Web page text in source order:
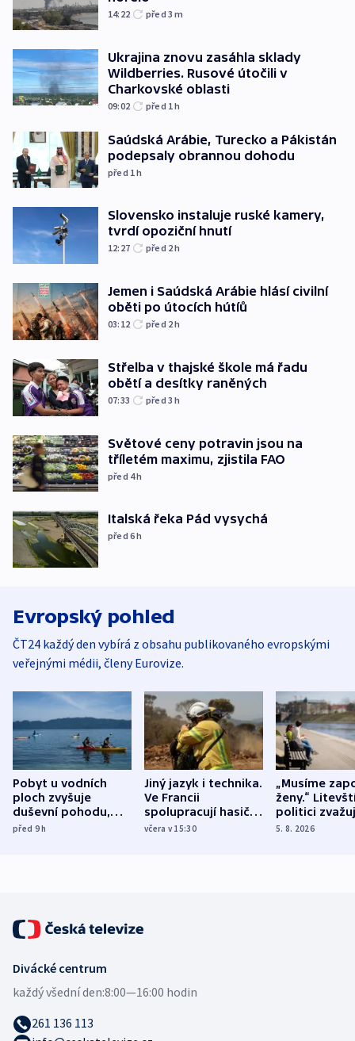
14:22 před 3m
Ukrajina znovu zasáhla sklady
Wildberries. Rusové útočili v
Charkovské oblasti
09:02 před 1h
Saúdská Arábie, Turecko a Pákistán
podepsaly obrannou dohodu
před 1h
Slovensko instaluje ruské kamery,
tvrdí opoziční hnutí
12:27 před 2h
Jemen i Saúdská Arábie hlásí civilní
oběti po útocích hútíů
03:12 před 2h
Střelba v thajské škole má řadu
obětí a desítky raněných
07:33 před 3h
Světové ceny potravin jsou na
tříletém maximu, zjistila FAO
před 4h
Italská řeka Pád vysychá
před 6h
Evropský pohled
ČT24 každý den vybírá z obsahu publikovaného evropskými
veřejnými médii, členy Eurovize.
Pobyt u vodních
ploch zvyšuje
duševní pohodu,
ukázala
před 9h
Jiný jazyk i technika.
Ve Francii
spolupracují hasiči z
různých zemí
včera v 15:30
„Musíme
ženy.“
politici
dohodu o
5. 8. 2026
Divácké centrum
každý všední den:8:00—16:00 hodin
261 136 113